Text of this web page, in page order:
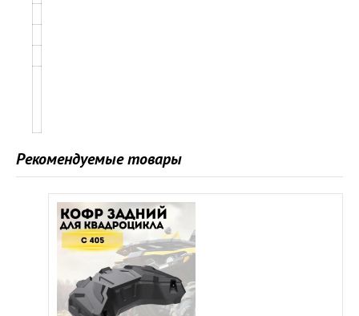
Рекомендуемые товары